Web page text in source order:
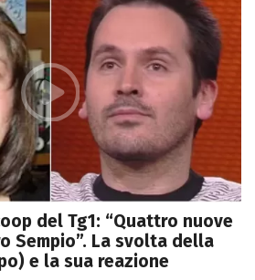
del Tg1: “Quattro nuove
Sempio”. La svolta della
e la sua reazione